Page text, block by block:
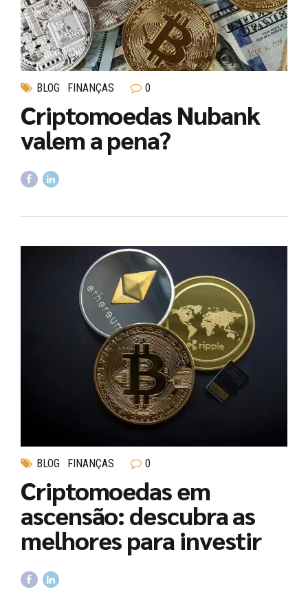
BLOG FINANÇAS 0
Criptomoedas Nubank
valem a pena?
BLOG FINANÇAS 0
Criptomoedas em
ascensão: descubra as
melhores para investir